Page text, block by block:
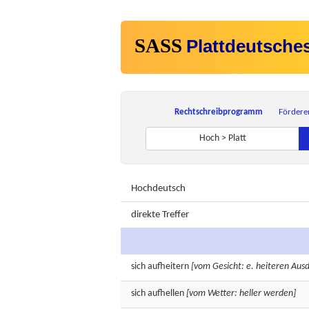
SASS
Rechtschreibprogramm
Hoch > Platt
Hochdeutsch
direkte Treffer
sich aufheitern [vom Gesicht: e. heiteren
sich aufhellen [vom Wetter: heller werden]